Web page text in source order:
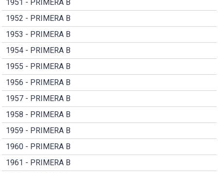
1951 - PRIMERA B
1952 - PRIMERA B
1953 - PRIMERA B
1954 - PRIMERA B
1955 - PRIMERA B
1956 - PRIMERA B
1957 - PRIMERA B
1958 - PRIMERA B
1959 - PRIMERA B
1960 - PRIMERA B
1961 - PRIMERA B